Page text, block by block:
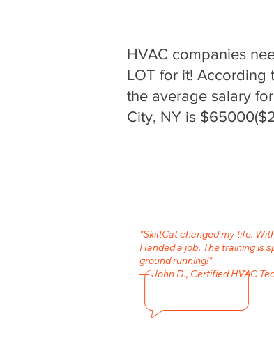
HVAC companies
LOT for it! According
the average salary
City, NY is
"SkillCat changed my life.
I landed a job. The training is
ground running!"
— John D., Certified HVAC